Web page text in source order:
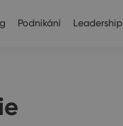
Podnikání Leadership